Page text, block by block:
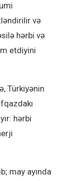
və
hərbi və
etdiyini
Türkiyənin
hərbi
may ayında